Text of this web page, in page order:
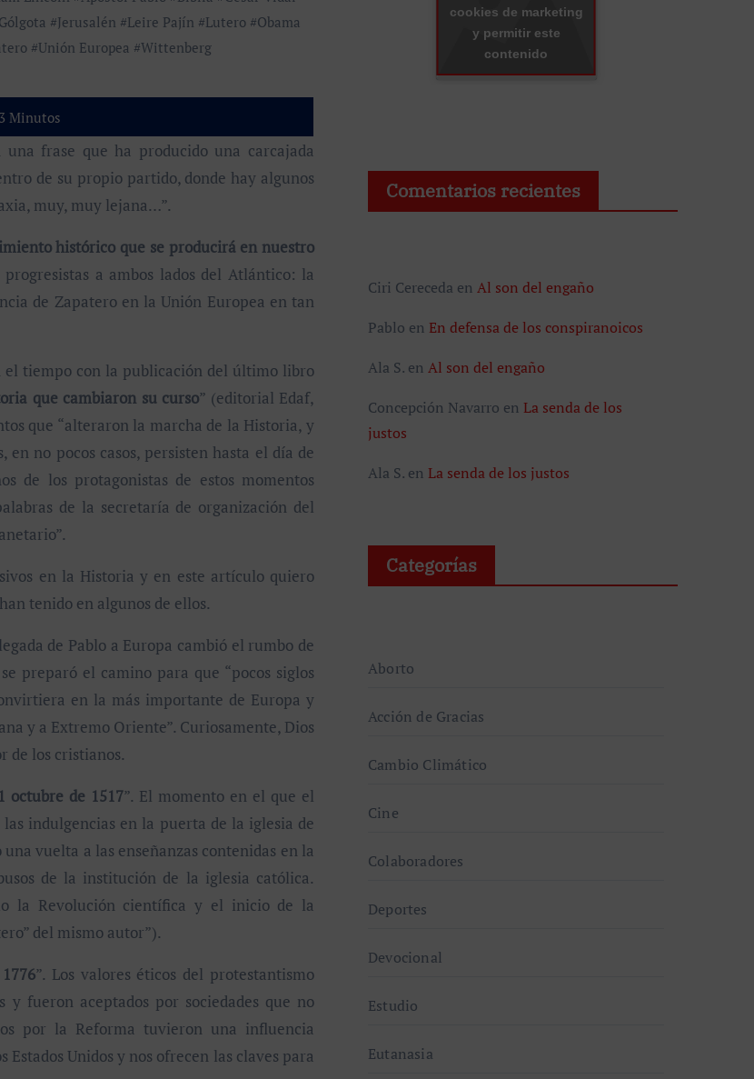
Gólgota #Jerusalén #Leire Pajín #Lutero #Obama
#Unión Europea #Wittenberg
3 Minutos
de su propio partido, donde hay algunos
muy, muy lejana…”.
histórico que se producirá en nuestro
a ambos lados del Atlántico: la
de Zapatero en la Unión Europea en tan
tiempo con la publicación del último libro
que cambiaron su curso” (editorial Edaf,
que “alteraron la marcha de la Historia, y
no pocos casos, persisten hasta el día de
de los protagonistas de estos momentos
de la secretaría de organización del
en la Historia y en este artículo quiero
tenido en algunos de ellos.
de Pablo a Europa cambió el rumbo de
preparó el camino para que “pocos siglos
en la más importante de Europa y
y a Extremo Oriente”. Curiosamente, Dios
de los cristianos.
octubre de 1517”. El momento en el que el
indulgencias en la puerta de la iglesia de
vuelta a las enseñanzas contenidas en la
de la institución de la iglesia católica.
la Revolución científica y el inicio de la
del mismo autor”).
”. Los valores éticos del protestantismo
y fueron aceptados por sociedades que no
por la Reforma tuvieron una influencia
Unidos y nos ofrecen las claves para
cookies de marketing
y permitir este
contenido
Comentarios recientes
Ciri Cereceda en Al son del engaño
Pablo en En defensa de los conspiranoicos
Ala S. en Al son del engaño
Concepción Navarro en La senda de los
justos
Ala S. en La senda de los justos
Categorías
Aborto
Acción de Gracias
Cambio Climático
Cine
Colaboradores
Deportes
Devocional
Estudio
Eutanasia